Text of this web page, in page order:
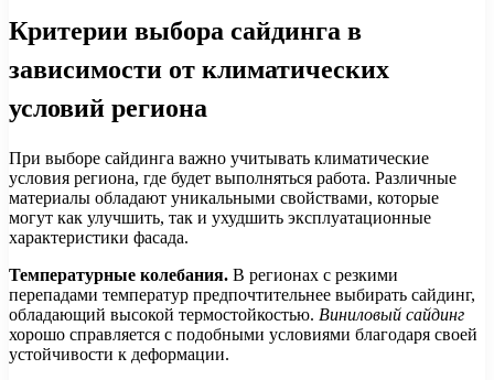
Критерии выбора сайдинга в
зависимости от климатических
условий региона
При выборе сайдинга важно учитывать климатические
условия региона, где будет выполняться работа. Различные
материалы обладают уникальными свойствами, которые
могут как улучшить, так и ухудшить эксплуатационные
характеристики фасада.
Температурные колебания. В регионах с резкими
перепадами температур предпочтительнее выбирать сайдинг,
обладающий высокой термостойкостью. Виниловый сайдинг
хорошо справляется с подобными условиями благодаря своей
устойчивости к деформации.